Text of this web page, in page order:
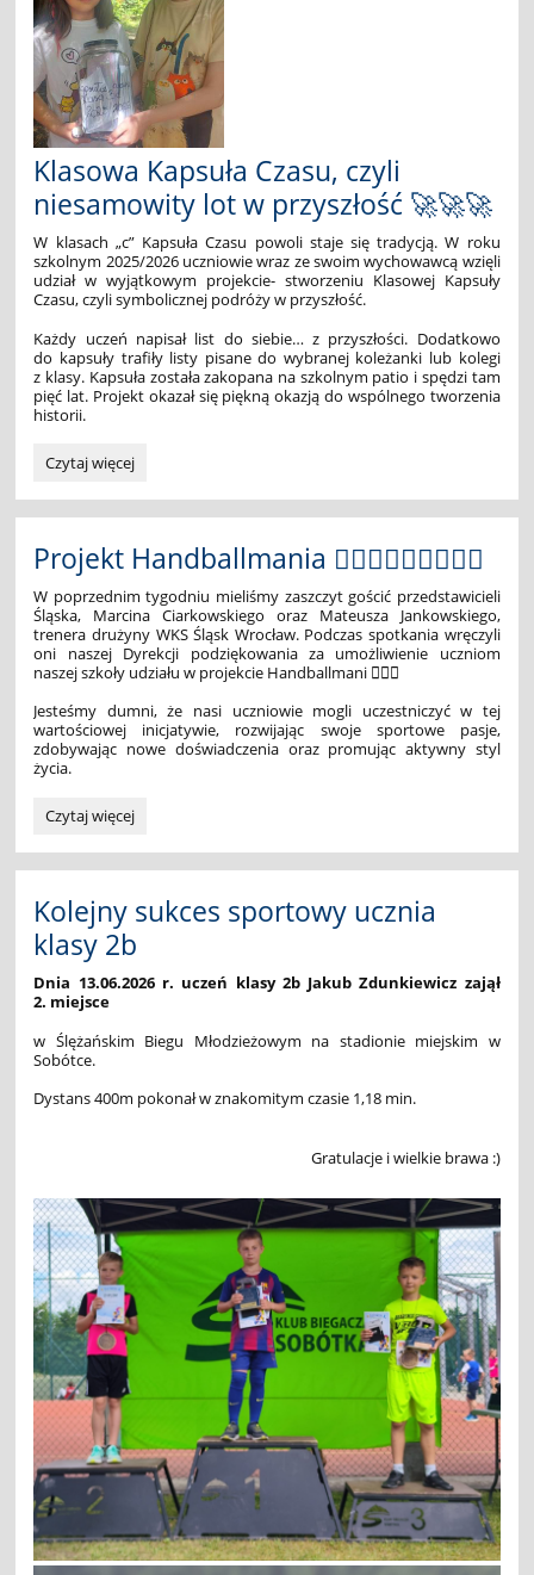
Klasowa Kapsuła Czasu, czyli
niesamowity lot w przyszłość 🚀🚀🚀
W klasach „c” Kapsuła Czasu powoli staje się tradycją. W roku
szkolnym 2025/2026 uczniowie wraz ze swoim wychowawcą wzięli
udział w wyjątkowym projekcie- stworzeniu Klasowej Kapsuły
Czasu, czyli symbolicznej podróży w przyszłość.
Każdy uczeń napisał list do siebie… z przyszłości. Dodatkowo
do kapsuły trafiły listy pisane do wybranej koleżanki lub kolegi
z klasy. Kapsuła została zakopana na szkolnym patio i spędzi tam
pięć lat. Projekt okazał się piękną okazją do wspólnego tworzenia
historii.
Klasowa
Czasu,
niesamowity
lot
w
przyszłość
🚀
🚀
🚀:
Czytaj więcej
Projekt Handballmania 🤾🏻‍♀️🤾🏻‍♀️🤾🏻‍♀️
W poprzednim tygodniu mieliśmy zaszczyt gościć przedstawicieli
Śląska, Marcina Ciarkowskiego oraz Mateusza Jankowskiego,
trenera drużyny WKS Śląsk Wrocław. Podczas spotkania wręczyli
oni naszej Dyrekcji podziękowania za umożliwienie uczniom
naszej szkoły udziału w projekcie Handballmani 🤾🏻‍♀️
Jesteśmy dumni, że nasi uczniowie mogli uczestniczyć w tej
wartościowej inicjatywie, rozwijając swoje sportowe pasje,
zdobywając nowe doświadczenia oraz promując aktywny styl
życia.
Projekt
🤾🏻‍♀️
🤾🏻‍♀️:
Czytaj więcej
Kolejny sukces sportowy ucznia
klasy 2b
Dnia 13.06.2026 r. uczeń klasy 2b Jakub Zdunkiewicz zajął
2. miejsce
w Ślężańskim Biegu Młodzieżowym na stadionie miejskim w
Sobótce.
Dystans 400m pokonał w znakomitym czasie 1,18 min.
Gratulacje i wielkie brawa :)